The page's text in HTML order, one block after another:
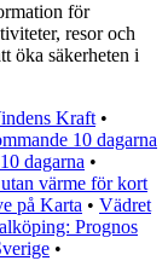
för
resor och
öka säkerheten i
Kraft•
10 dagarna
dagarna •
värme för kort
på Karta • Vädret
Prognos
•